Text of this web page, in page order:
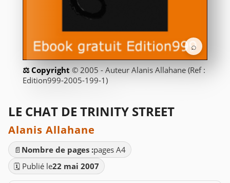
⌕
© 2005 - Auteur Alanis Allahane (Ref :
Edition999-2005-199-1)
LE CHAT DE TRINITY STREET
Alanis Allahane
📄 Nombre de pages :pages A4
🗓️ Publié le22 mai 2007